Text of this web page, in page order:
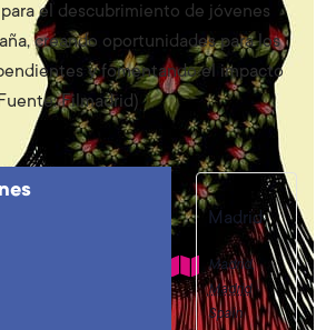
el descubrimiento de jóvenes
creando oportunidades para los
y fomentando el impacto
Filmadrid)
Madrid
Madrid,
Madrid
Spain